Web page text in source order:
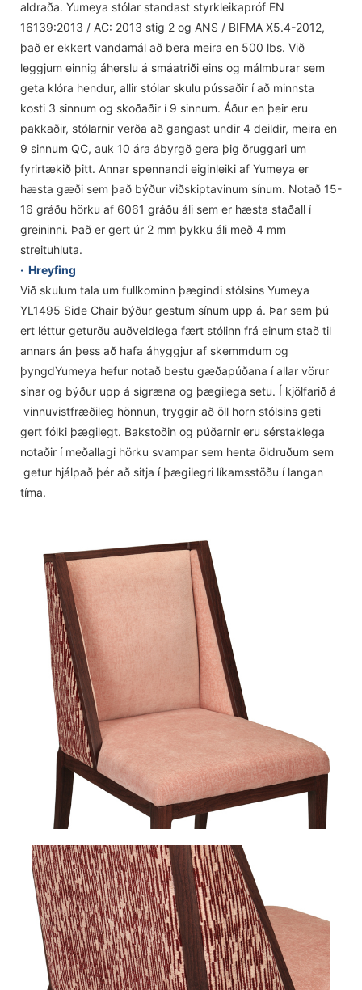
aldraða. Yumeya stólar standast styrkleikapróf EN
16139:2013 / AC: 2013 stig 2 og ANS / BIFMA X5.4-2012,
það er ekkert vandamál að bera meira en 500 lbs. Við
leggjum einnig áherslu á smáatriði eins og málmburar sem
geta klóra hendur, allir stólar skulu pússaðir í að minnsta
kosti 3 sinnum og skoðaðir í 9 sinnum. Áður en þeir eru
pakkaðir, stólarnir verða að gangast undir 4 deildir, meira en
9 sinnum QC, auk 10 ára ábyrgð gera þig öruggari um
fyrirtækið þitt. Annar spennandi eiginleiki af Yumeya er
hæsta gæði sem það býður viðskiptavinum sínum. Notað 15-
16 gráðu hörku af 6061 gráðu áli sem er hæsta staðall í
greininni. Það er gert úr 2 mm þykku áli með 4 mm
streituhluta.
· Hreyfing
Við skulum tala um fullkominn þægindi stólsins Yumeya
YL1495 Side Chair býður gestum sínum upp á. Þar sem þú
ert léttur geturðu auðveldlega fært stólinn frá einum stað til
annars án þess að hafa áhyggjur af skemmdum og
þyngdYumeya hefur notað bestu gæðapúðana í allar vörur
sínar og býður upp á sígræna og þægilega setu. Í kjölfarið á
vinnuvistfræðileg hönnun, tryggir að öll horn stólsins geti
gert fólki þægilegt. Bakstoðin og púðarnir eru sérstaklega
notaðir í meðallagi hörku svampar sem henta öldruðum sem
getur hjálpað þér að sitja í þægilegri líkamsstöðu í langan
tíma.